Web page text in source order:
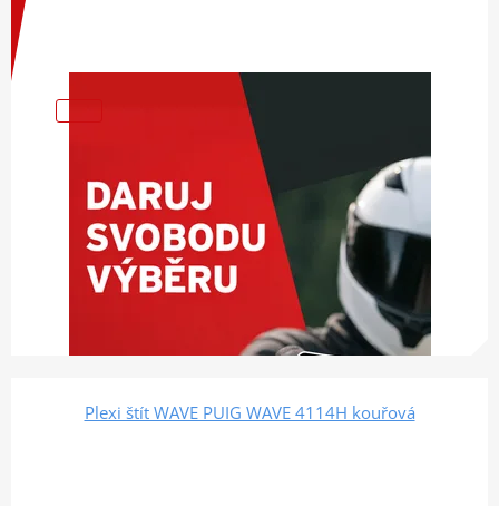
Plexi štít WAVE PUIG WAVE 4114H kouřová